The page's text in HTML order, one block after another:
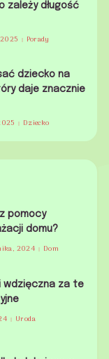
zależy długość
Porady
dziecko na
daje znacznie
Dziecko
pomocy
domu?
2024 Dom
wdzięczna za te
Uroda